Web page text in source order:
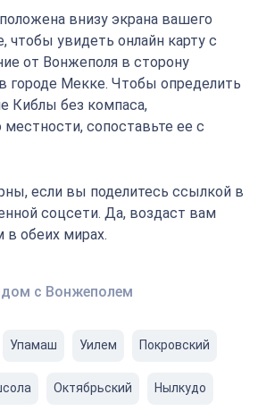
внизу экрана вашего
чтобы увидеть онлайн карту с
от Вонжеполя в сторону
городе Мекке. Чтобы определить
Киблы без компаса,
местности, сопоставьте ее с
если вы поделитесь ссылкой в
соцсети. Да, воздаст вам
обеих мирах.
с Вонжеполем
Упамаш Уилем Покровский
Октябрьский Нылкудо